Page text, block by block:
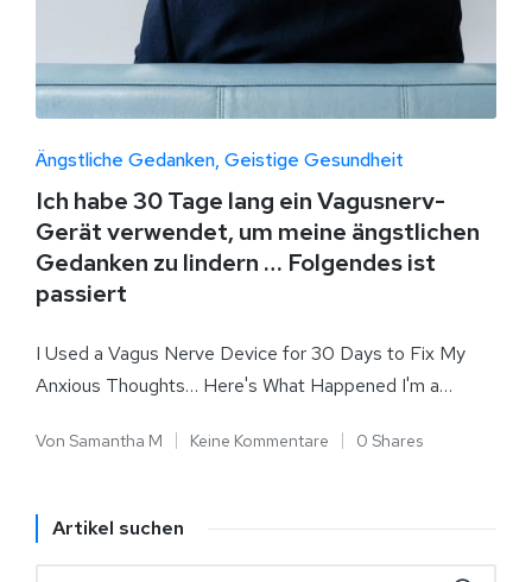
Ängstliche Gedanken Geistige Gesundheit
Ich habe 30 Tage lang ein Vagusnerv-
Gerät verwendet, um meine ängstlichen
Gedanken zu lindern … Folgendes ist
passiert
I Used a Vagus Nerve Device for 30 Days to Fix My
Anxious Thoughts… Here's What Happened I'm a…
Von Samantha M Keine Kommentare 0 Shares
Artikel suchen